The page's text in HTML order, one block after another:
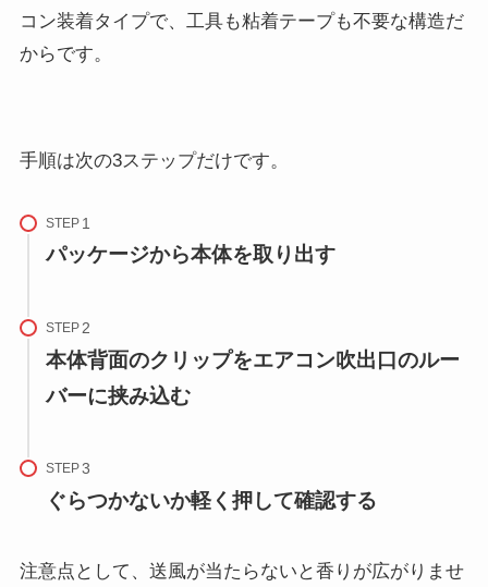
コン装着タイプで、工具も粘着テープも不要な構造だ
からです。
手順は次の3ステップだけです。
STEP
パッケージから本体を取り出す
STEP
本体背面のクリップをエアコン吹出口のルー
バーに挟み込む
STEP
ぐらつかないか軽く押して確認する
注意点として、送風が当たらないと香りが広がりませ